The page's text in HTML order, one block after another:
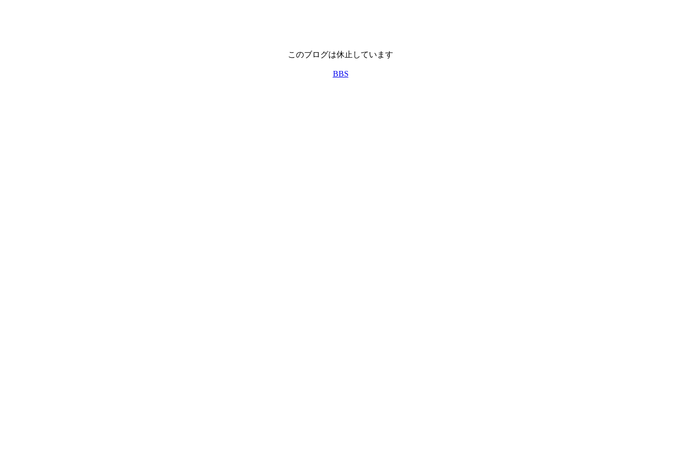
このブログは休止しています
BBS